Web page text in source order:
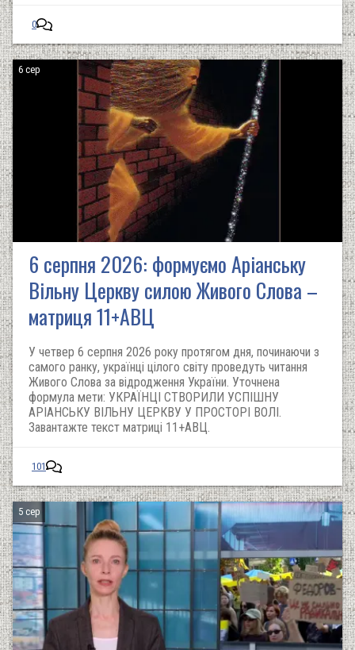
0
6 сер
6 серпня 2026: формуємо Аріанську
Вільну Церкву силою Живого Слова –
матриця 11+АВЦ
У четвер 6 серпня 2026 року протягом дня, починаючи з
самого ранку, українці цілого світу проведуть читання
Живого Слова за відродження України. Уточнена
формула мети: УКРАЇНЦІ СТВОРИЛИ УСПІШНУ
АРІАНСЬКУ ВІЛЬНУ ЦЕРКВУ У ПРОСТОРІ ВОЛІ.
Завантажте текст матриці 11+АВЦ.
101
5 сер